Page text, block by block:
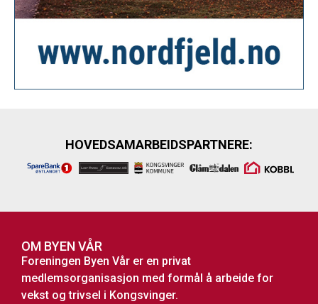
HOVEDSAMARBEIDSPARTNERE:
OM BYEN VÅR
Foreningen Byen Vår er en privat
medlemsorganisasjon med formål å arbeide for
vekst og trivsel i Kongsvinger.